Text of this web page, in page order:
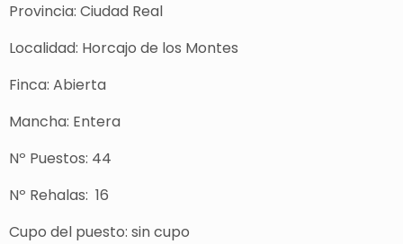
Provincia: Ciudad Real
Localidad: Horcajo de los Montes
Finca: Abierta
Mancha: Entera
Nº Puestos: 44
Nº Rehalas: 16
Cupo del puesto: sin cupo